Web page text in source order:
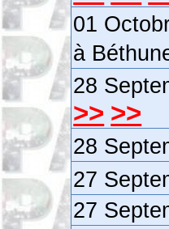
01
à
28
>> >>
28
27
27